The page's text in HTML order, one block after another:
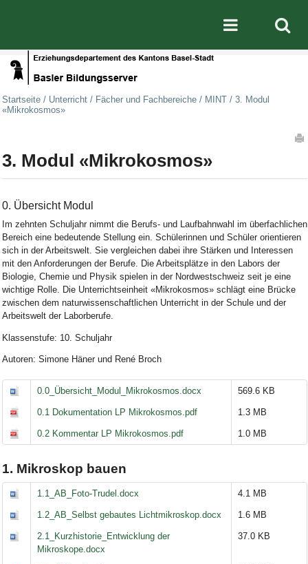
Mobile
Startseite / Unterricht / Fächer und Fachbereiche / MINT / 3. Modul
«Mikrokosmos»
3. Modul «Mikrokosmos»
0. Übersicht Modul
Im zehnten Schuljahr nimmt die Berufs- und Laufbahnwahl im überfachlichen
Bereich eine bedeutende Stellung ein. Schülerinnen und Schüler orientieren
sich in der Arbeitswelt. Sie ver­gleichen dabei ihre Stärken und Interessen
mit den Anforderungen der Berufe. Die Arbeits­plätze in den Labors der
Biologie, Chemie und Physik spielen in der Nordwestschweiz seit je eine
wichtige Rolle. Die Unterrichtseinheit «Mikrokosmos» schlägt eine Brücke
zwi­schen dem naturwissenschaftlichen Unterricht in der Schule und der
Arbeitswelt der Labor­berufe.
Klassenstufe: 10. Schuljahr
Autoren: Simone Häner und René Broch
0.0_Übersicht_Modul_Mikrokosmos.docx 569.6 KB
0.1 Dokumentation LP Mikrokosmos.pdf 1.3 MB
0.2 Kommentar LP Mikrokosmos.pdf 1.0 MB
1. Mikroskop bauen
1.1_AB_Foto-Trudel.docx 4.1 MB
1.2_AB_Selbst gebautes Lichtmikroskop.docx 1.6 MB
2.1_Kurzhistorie_Entwicklung der
Mikroskope.docx
37.0 KB